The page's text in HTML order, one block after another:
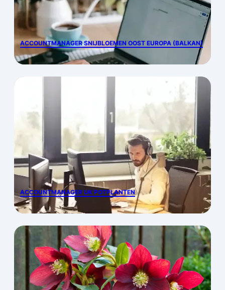
ACCOUNTMANAGER SNIJBLOEMEN OOST EUROPA (BALKAN)
ACCOUNTMANAGER UK POTPLANTEN